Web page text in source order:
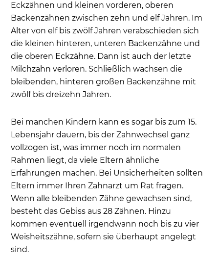
Eckzähnen und kleinen vorderen, oberen
Backenzähnen zwischen zehn und elf Jahren. Im
Alter von elf bis zwölf Jahren verabschieden sich
die kleinen hinteren, unteren Backenzähne und
die oberen Eckzähne. Dann ist auch der letzte
Milchzahn verloren. Schließlich wachsen die
bleibenden, hinteren großen Backenzähne mit
zwölf bis dreizehn Jahren.
Bei manchen Kindern kann es sogar bis zum 15.
Lebensjahr dauern, bis der Zahnwechsel ganz
vollzogen ist, was immer noch im normalen
Rahmen liegt, da viele Eltern ähnliche
Erfahrungen machen. Bei Unsicherheiten sollten
Eltern immer Ihren Zahnarzt um Rat fragen.
Wenn alle bleibenden Zähne gewachsen sind,
besteht das Gebiss aus 28 Zähnen. Hinzu
kommen eventuell irgendwann noch bis zu vier
Weisheitszähne, sofern sie überhaupt angelegt
sind.